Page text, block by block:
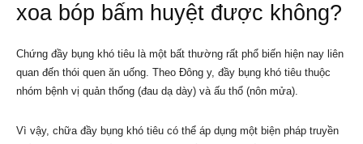
xoa bóp bấm huyệt được không?
Chứng đầy bụng khó tiêu là một bất thường rất phổ biến hiện nay liên
quan đến thói quen ăn uống. Theo Đông y, đầy bụng khó tiêu thuộc
nhóm bệnh vị quản thống (đau dạ dày) và ấu thổ (nôn mửa).
Vì vậy, chữa đầy bụng khó tiêu có thể áp dụng một biện pháp truyền